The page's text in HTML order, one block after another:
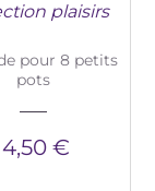
plaisirs
pour 8 petits
pots
4,50 €